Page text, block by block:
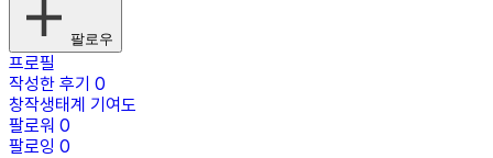
팔로우
프로필
작성한 후기 0
창작생태계 기여도
팔로워 0
팔로잉 0